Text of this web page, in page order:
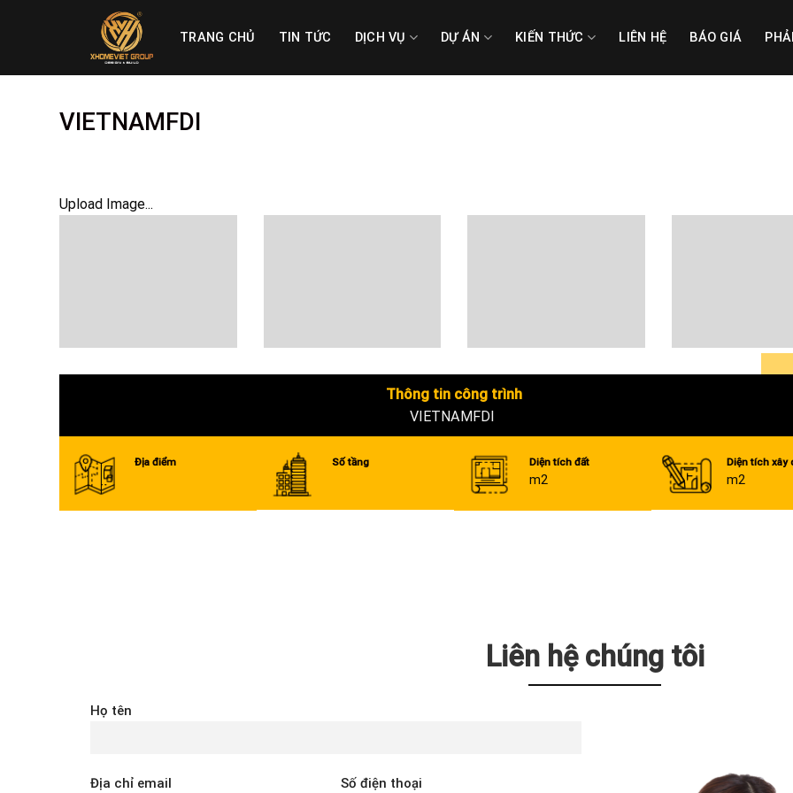
TRANG CHỦ TIN TỨC DỊCH VỤ DỰ ÁN KIẾN THỨC LIÊN HỆ BÁO GIÁ
VIETNAMFDI
Upload Image...
Thông tin công trình
VIETNAMFDI
Địa điểm Số tầng Diện tích đất
m2
Diện tích xây
m2
Liên hệ chúng tôi
Họ tên
Địa chỉ email Số điện thoại